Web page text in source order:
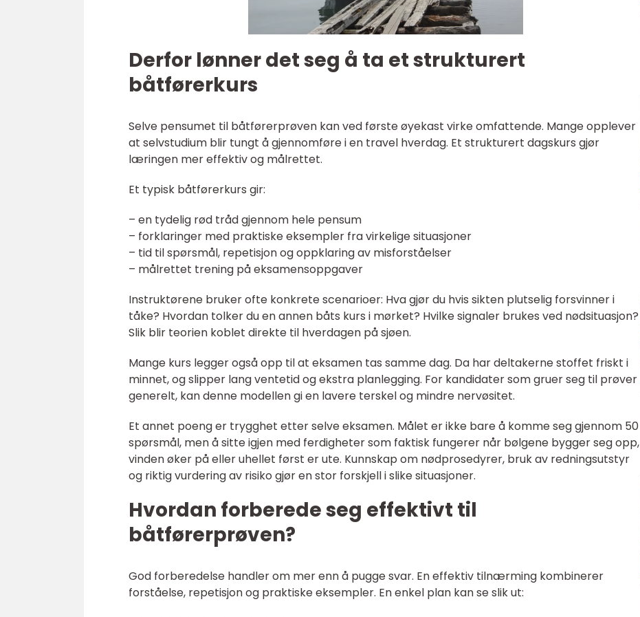
Derfor lønner det seg å ta et strukturert
båtførerkurs
Selve pensumet til båtførerprøven kan ved første øyekast virke omfattende. Mange opplever
at selvstudium blir tungt å gjennomføre i en travel hverdag. Et strukturert dagskurs gjør
læringen mer effektiv og målrettet.
Et typisk båtførerkurs gir:
– en tydelig rød tråd gjennom hele pensum
– forklaringer med praktiske eksempler fra virkelige situasjoner
– tid til spørsmål, repetisjon og oppklaring av misforståelser
– målrettet trening på eksamensoppgaver
Instruktørene bruker ofte konkrete scenarioer: Hva gjør du hvis sikten plutselig forsvinner i
tåke? Hvordan tolker du en annen båts kurs i mørket? Hvilke signaler brukes ved nødsituasjon?
Slik blir teorien koblet direkte til hverdagen på sjøen.
Mange kurs legger også opp til at eksamen tas samme dag. Da har deltakerne stoffet friskt i
minnet, og slipper lang ventetid og ekstra planlegging. For kandidater som gruer seg til prøver
generelt, kan denne modellen gi en lavere terskel og mindre nervøsitet.
Et annet poeng er trygghet etter selve eksamen. Målet er ikke bare å komme seg gjennom 50
spørsmål, men å sitte igjen med ferdigheter som faktisk fungerer når bølgene bygger seg opp,
vinden øker på eller uhellet først er ute. Kunnskap om nødprosedyrer, bruk av redningsutstyr
og riktig vurdering av risiko gjør en stor forskjell i slike situasjoner.
Hvordan forberede seg effektivt til
båtførerprøven?
God forberedelse handler om mer enn å pugge svar. En effektiv tilnærming kombinerer
forståelse, repetisjon og praktiske eksempler. En enkel plan kan se slik ut: